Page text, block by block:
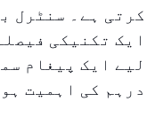
کرتی ہے۔ سنٹرل
ایک تکنیکی
لیے ایک پیغام
درہم کی اہمیت